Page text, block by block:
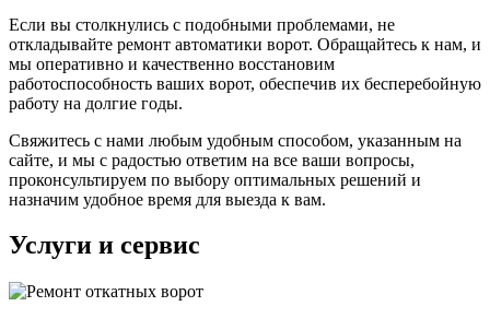
Если вы столкнулись с подобными проблемами, не
откладывайте ремонт автоматики ворот. Обращайтесь к нам, и
мы оперативно и качественно восстановим
работоспособность ваших ворот, обеспечив их бесперебойную
работу на долгие годы.
Свяжитесь с нами любым удобным способом, указанным на
сайте, и мы с радостью ответим на все ваши вопросы,
проконсультируем по выбору оптимальных решений и
назначим удобное время для выезда к вам.
Услуги и сервис